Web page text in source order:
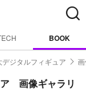
BOOK
デジタルフィギュア
ア 画像ギャラリ